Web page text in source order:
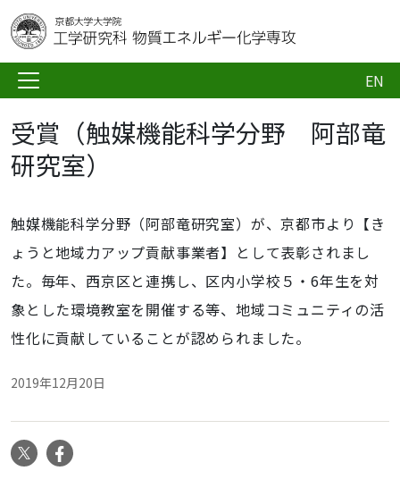
EN
受賞（触媒機能科学分野 阿部竜
研究室）
触媒機能科学分野（阿部竜研究室）が、京都市より【き
ょうと地域力アップ貢献事業者】として表彰されまし
た。 毎年、西京区と連携し、区内小学校５・6年生を対
象とした環境教室を開催する等、地域コミュニティの活
性化に貢献していることが認められました。
2019年12月20日
X